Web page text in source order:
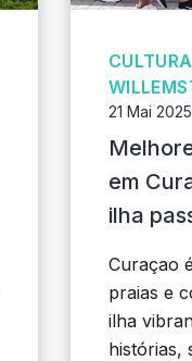
21 Mai 2025
em
ilha
Curaçao
praias e
ilha
histórias,